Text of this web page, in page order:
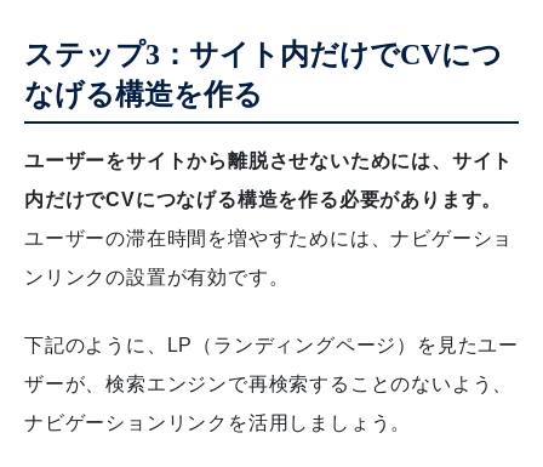
ステップ3：サイト内だけでCVにつ
なげる構造を作る
ユーザーをサイトから離脱させないためには、サイト
内だけでCVにつなげる構造を作る必要があります。
ユーザーの滞在時間を増やすためには、ナビゲーショ
ンリンクの設置が有効です。
下記のように、LP（ランディングページ）を見たユー
ザーが、検索エンジンで再検索することのないよう、
ナビゲーションリンクを活用しましょう。